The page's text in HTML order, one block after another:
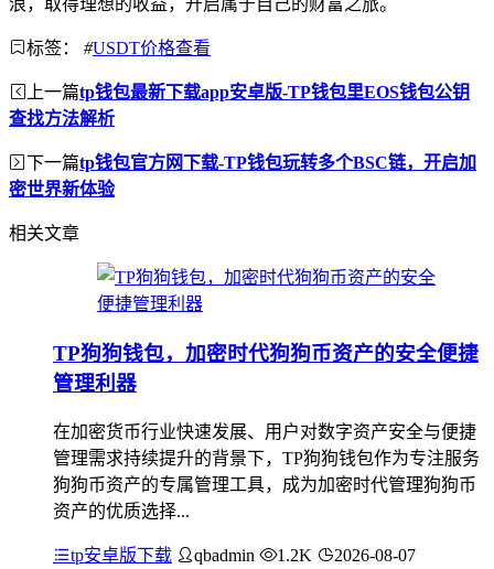
浪，取得理想的收益，开启属于自己的财富之旅。
标签： #USDT价格查看
上一篇tp钱包最新下载app安卓版-TP钱包里EOS钱包公钥
查找方法解析
下一篇tp钱包官方网下载-TP钱包玩转多个BSC链，开启加
密世界新体验
相关文章
TP狗狗钱包，加密时代狗狗币资产的安全便捷
管理利器
在加密货币行业快速发展、用户对数字资产安全与便捷
管理需求持续提升的背景下，TP狗狗钱包作为专注服务
狗狗币资产的专属管理工具，成为加密时代管理狗狗币
资产的优质选择...
tp安卓版下载 qbadmin 1.2K 2026-08-07